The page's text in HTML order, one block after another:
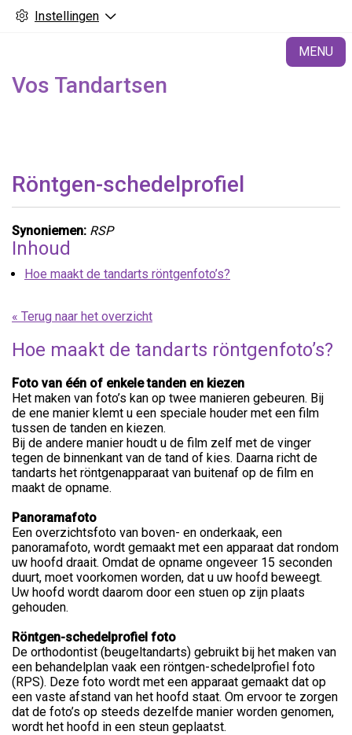
Instellingen
MENU
Vos Tandartsen
Röntgen-schedelprofiel
Synoniemen: RSP
Inhoud
Hoe maakt de tandarts röntgenfoto’s?
« Terug naar het overzicht
Hoe maakt de tandarts röntgenfoto’s?
Foto van één of enkele tanden en kiezen
Het maken van foto’s kan op twee manieren gebeuren. Bij
de ene manier klemt u een speciale houder met een film
tussen de tanden en kiezen.
Bij de andere manier houdt u de film zelf met de vinger
tegen de binnenkant van de tand of kies. Daarna richt de
tandarts het röntgenapparaat van buitenaf op de film en
maakt de opname.
Panoramafoto
Een overzichtsfoto van boven- en onderkaak, een
panoramafoto, wordt gemaakt met een apparaat dat rondom
uw hoofd draait. Omdat de opname ongeveer 15 seconden
duurt, moet voorkomen worden, dat u uw hoofd beweegt.
Uw hoofd wordt daarom door een stuen op zijn plaats
gehouden.
Röntgen-schedelprofiel foto
De orthodontist (beugeltandarts) gebruikt bij het maken van
een behandelplan vaak een röntgen-schedelprofiel foto
(RPS). Deze foto wordt met een apparaat gemaakt dat op
een vaste afstand van het hoofd staat. Om ervoor te zorgen
dat de foto’s op steeds dezelfde manier worden genomen,
wordt het hoofd in een steun geplaatst.